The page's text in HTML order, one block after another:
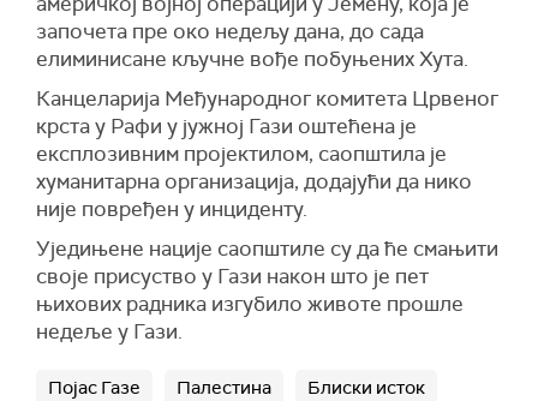
започета пре око недељу дана, до сада
елиминисане кључне вође побуњених Хута.
Канцеларија Међународног комитета Црвеног
крста у Рафи у јужној Гази оштећена је
експлозивним пројектилом, саопштила је
хуманитарна организација, додајући да нико
није повређен у инциденту.
Уједињене нације саопштиле су да ће смањити
своје присуство у Гази након што је пет
њихових радника изгубило животе прошле
недеље у Гази.
Појас Газе Палестина Блиски исток